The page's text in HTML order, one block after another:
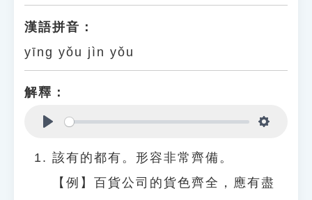
貓頭鷹博士
漢語拼音：
yīng yǒu jìn yǒu
解釋：
該有的都有。形容非常齊備。
【例】百貨公司的貨色齊全，應有盡